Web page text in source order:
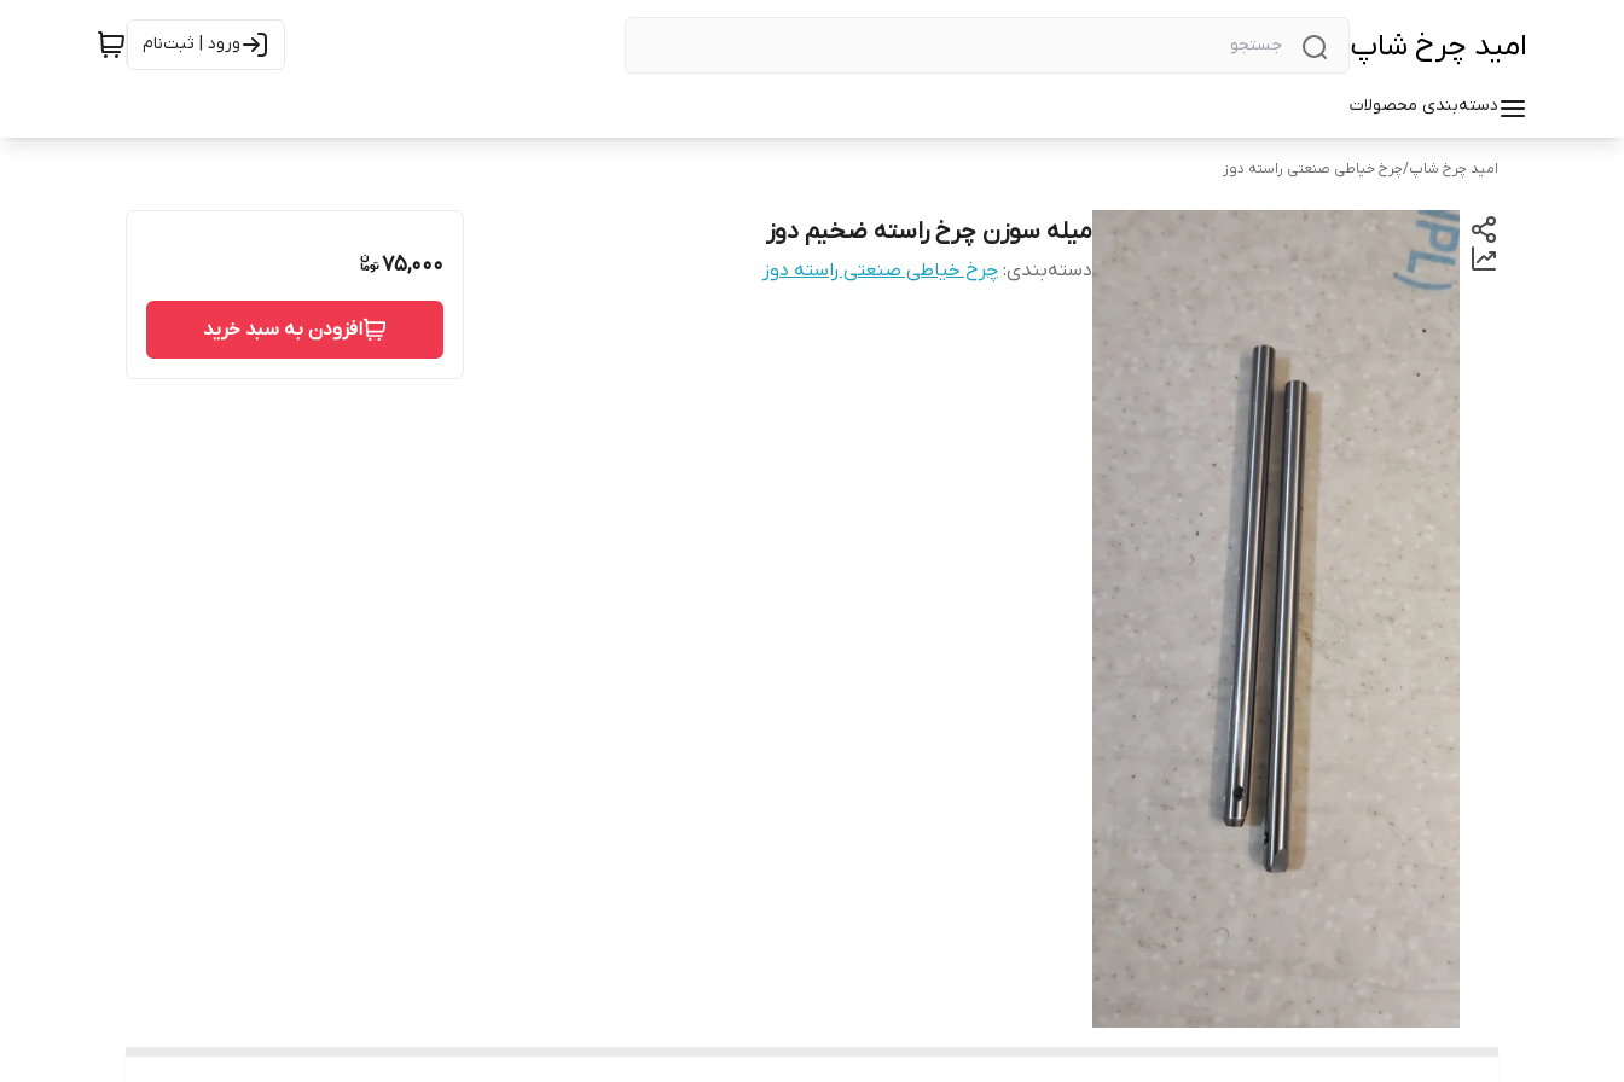
امید چرخ شاپ ورود | ثبت‌نام
دسته‌بندی محصولات
امید چرخ شاپ/چرخ خیاطی صنعتی راسته دوز
میله سوزن چرخ راسته ضخیم دوز
دسته‌بندی: چرخ خیاطی صنعتی راسته دوز 75,000
افزودن به سبد خرید